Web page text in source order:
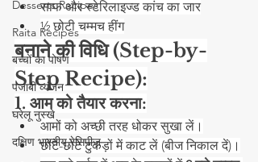
Desserts Recipes
Raita Recipes
बच्चों का पोषण
पंजाबी व्यंजन
घरेलू नुस्खे
दक्षिण भारतीय रेसिपीज़
साफ और स्टेरिलाइज्ड कांच का जार
½ छोटी चम्मच हींग
बनाने की विधि (Step-by-
Step Recipe):
1. आम को तैयार करना:
आमों को अच्छी तरह धोकर सुखा लें।
छोटे-छोटे टुकड़ों में काट लें (बीज निकाल दें)।